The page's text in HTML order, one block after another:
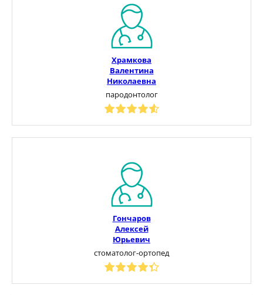
Храмкова
Валентина
Николаевна
пародонтолог
Гончаров
Алексей
Юрьевич
стоматолог-ортопед